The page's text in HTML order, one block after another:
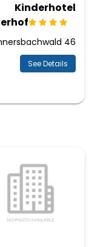
Kinderhotel
46
See Details